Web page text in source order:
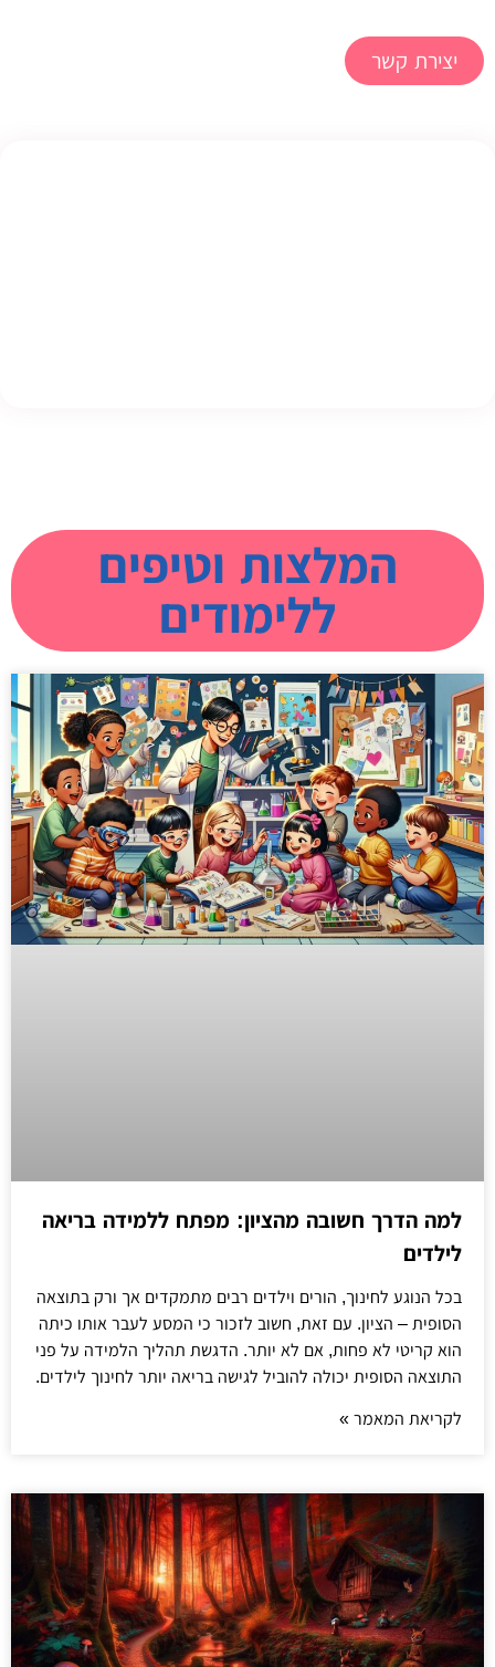
יצירת קשר
המלצות וטיפים
ללימודים
למה הדרך חשובה מהציון: מפתח ללמידה בריאה
לילדים
בכל הנוגע לחינוך, הורים וילדים רבים מתמקדים אך ורק בתוצאה
הסופית – הציון. עם זאת, חשוב לזכור כי המסע לעבר אותו כיתה
הוא קריטי לא פחות, אם לא יותר. הדגשת תהליך הלמידה על פני
התוצאה הסופית יכולה להוביל לגישה בריאה יותר לחינוך לילדים.
לקריאת המאמר »